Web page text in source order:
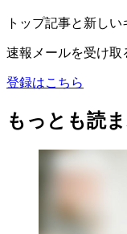
トップ記事と新し
速報メールを受け取
登録はこちら
もっとも読